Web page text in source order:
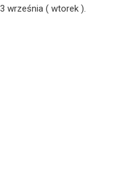
września ( wtorek ).